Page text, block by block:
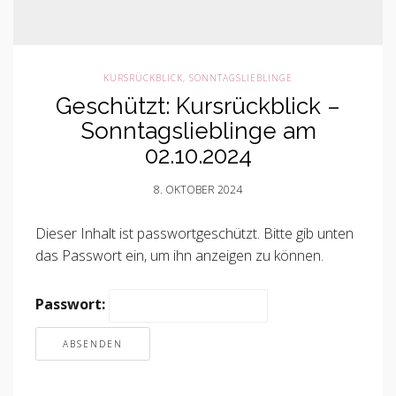
KURSRÜCKBLICK, SONNTAGSLIEBLINGE
Geschützt: Kursrückblick –
Sonntagslieblinge am
02.10.2024
8. OKTOBER 2024
Dieser Inhalt ist passwortgeschützt. Bitte gib unten
das Passwort ein, um ihn anzeigen zu können.
Passwort: